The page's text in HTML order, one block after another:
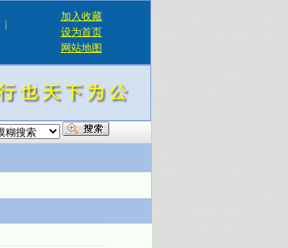
|
加入收藏
设为首页
网站地图